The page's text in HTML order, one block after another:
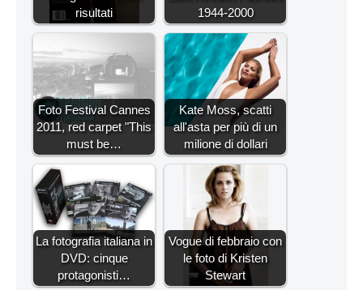
risultati
1944-2000
Foto Festival Cannes
2011, red carpet "This
must be…
Kate Moss, scatti
all'asta per più di un
milione di dollari
La fotografia italiana in
DVD: cinque
protagonisti…
Vogue di febbraio con
le foto di Kristen
Stewart